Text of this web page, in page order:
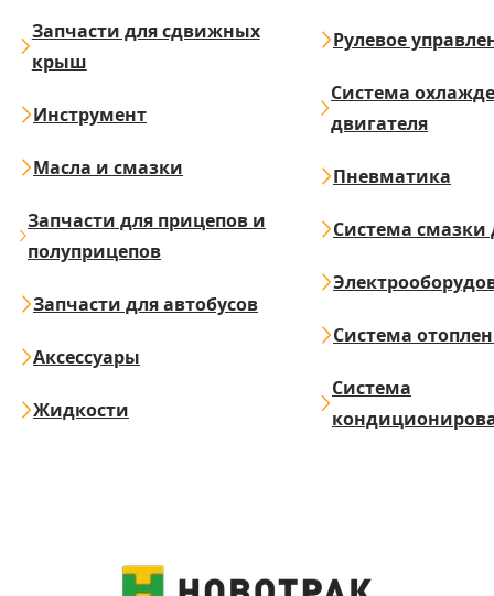
Запчасти для сдвижных
крыш
Инструмент
Масла и смазки
Запчасти для прицепов и
полуприцепов
Запчасти для автобусов
Аксессуары
Жидкости
Рулевое
Система
двигателя
Пневматика
Система смазки
Система
Система